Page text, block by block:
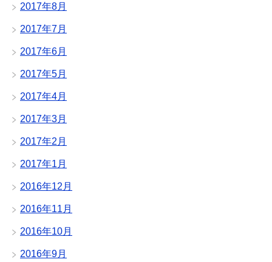
2017年8月
2017年7月
2017年6月
2017年5月
2017年4月
2017年3月
2017年2月
2017年1月
2016年12月
2016年11月
2016年10月
2016年9月